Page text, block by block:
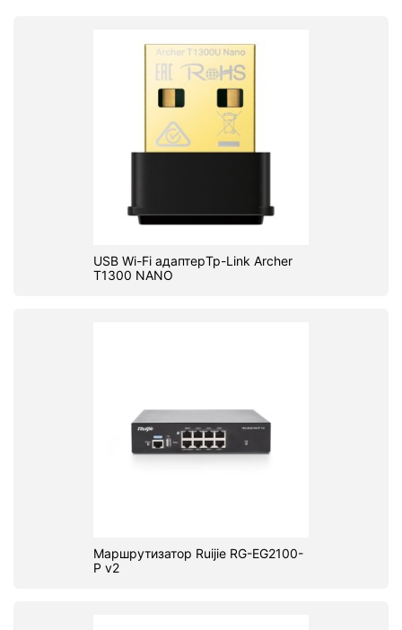
USB Wi-Fi адаптерTp-Link Archer
T1300 NANO
Маршрутизатор Ruijie RG-EG2100-
P v2